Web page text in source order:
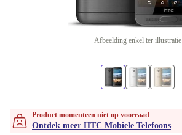
Afbeelding enkel ter illustratie
Product momenteen niet op voorraad
Ontdek meer HTC Mobiele Telefoons